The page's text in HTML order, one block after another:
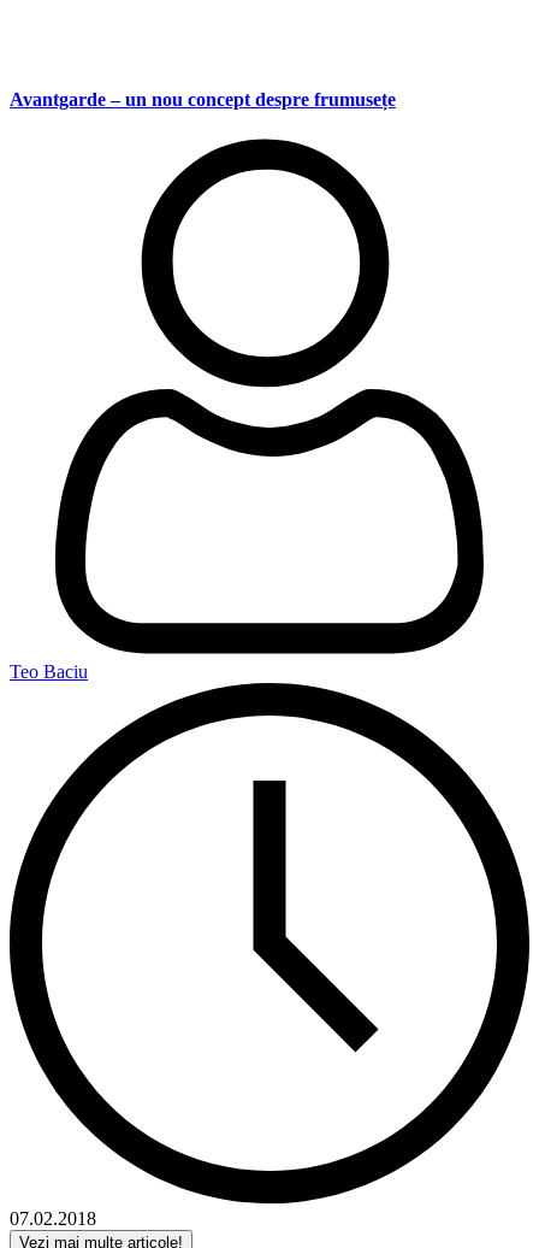
Avantgarde – un nou concept despre frumusețe
Teo Baciu
07.02.2018
Vezi mai multe articole!